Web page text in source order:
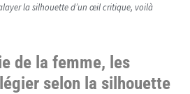
la silhouette d’un œil critique, voilà
de la femme, les
selon la silhouette